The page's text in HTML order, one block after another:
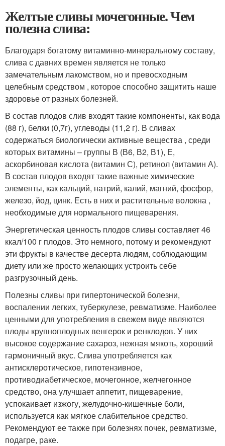
Желтые сливы мочегонные. Чем
полезна слива:
Благодаря богатому витаминно-минеральному составу,
слива с давних времен является не только
замечательным лакомством, но и превосходным
целебным средством , которое способно защитить наше
здоровье от разных болезней.
В состав плодов слив входят такие компоненты, как вода
(88 г), белки (0,7г), углеводы (11,2 г). В сливах
содержаться биологически активные вещества , среди
которых витамины – группы В (В6, В2, В1), Е,
аскорбиновая кислота (витамин С), ретинол (витамин А).
В состав плодов входят такие важные химические
элементы, как кальций, натрий, калий, магний, фосфор,
железо, йод, цинк. Есть в них и растительные волокна ,
необходимые для нормального пищеварения.
Энергетическая ценность плодов сливы составляет 46
ккал/100 г плодов. Это немного, потому и рекомендуют
эти фрукты в качестве десерта людям, соблюдающим
диету или же просто желающих устроить себе
разгрузочный день.
Полезны сливы при гипертонической болезни,
воспалении легких, туберкулезе, ревматизме. Наиболее
ценными для употребления в свежем виде являются
плоды крупноплодных венгерок и ренклодов. У них
высокое содержание сахароз, нежная мякоть, хороший
гармоничный вкус. Слива употребляется как
антисклеротическое, гипотензивное,
противодиабетическое, мочегонное, желчегонное
средство, она улучшает аппетит, пищеварение,
успокаивает изжогу, желудочно-кишечные боли,
используется как мягкое слабительное средство.
Рекомендуют ее также при болезнях почек, ревматизме,
подагре, раке.